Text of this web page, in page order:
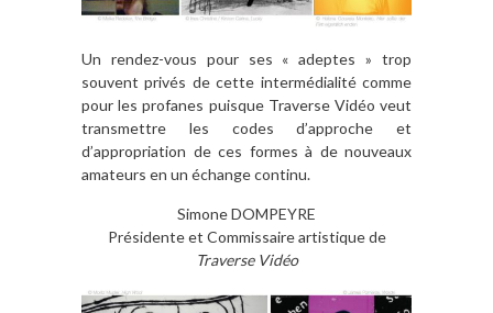
Un rendez-vous pour ses « adeptes » trop
souvent privés de cette intermédialité comme
pour les profanes puisque Traverse Vidéo veut
transmettre les codes d’approche et
d’appropriation de ces formes à de nouveaux
amateurs en un échange continu.
Simone DOMPEYRE
Présidente et Commissaire artistique de
Traverse Vidéo